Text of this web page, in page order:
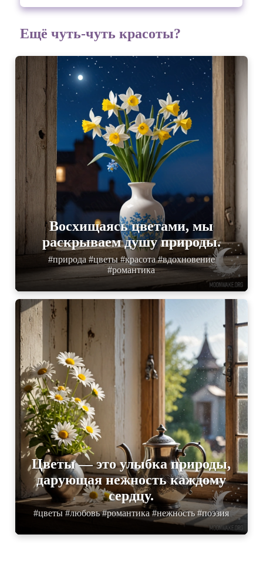
Ещё чуть-чуть красоты?
Восхищаясь цветами, мы
раскрываем душу природы.
#природа #цветы #красота #вдохновение
#романтика
Цветы — это улыбка природы,
дарующая нежность каждому
сердцу.
#цветы #любовь #романтика #нежность #поэзия